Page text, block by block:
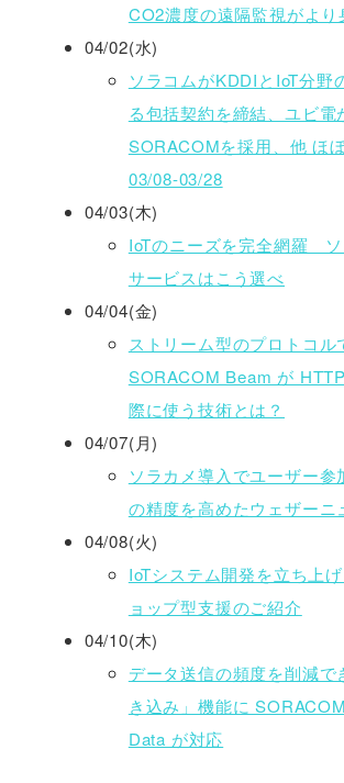
CO2濃度の遠隔監視がより
04/02(水)
ソラコムがKDDIとIoT分野
る包括契約を締結、ユビ電
SORACOMを採用、他 ほ
03/08-03/28
04/03(木)
IoTのニーズを完全網羅
サービスはこう選べ
04/04(金)
ストリーム型のプロトコル
SORACOM Beam が
際に使う技術とは？
04/07(月)
ソラカメ導入でユーザー参
の精度を高めたウェザーニ
04/08(火)
IoTシステム開発を立ち上
ョップ型支援のご紹介
04/10(木)
データ送信の頻度を削減で
き込み」機能に
Data が対応